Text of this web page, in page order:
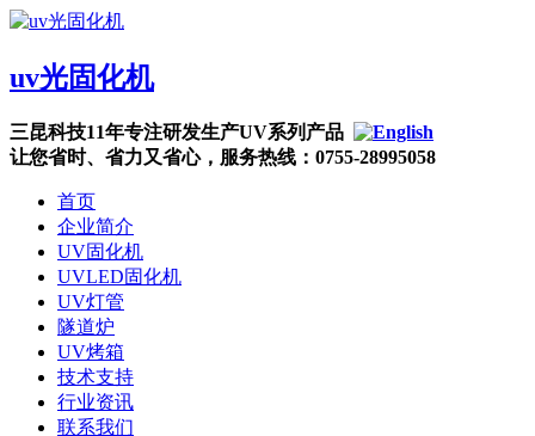
uv光固化机
三昆科技11年专注研发生产UV系列产品
让您省时、省力又省心，服务热线：0755-28995058
首页
企业简介
UV固化机
UVLED固化机
UV灯管
隧道炉
UV烤箱
技术支持
行业资讯
联系我们